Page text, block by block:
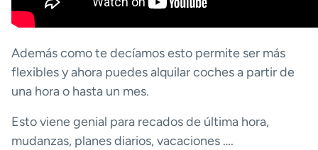
Además como te decíamos esto permite ser más
flexibles y ahora puedes alquilar coches a partir de
una hora o hasta un mes.
Esto viene genial para recados de última hora,
mudanzas, planes diarios, vacaciones ….